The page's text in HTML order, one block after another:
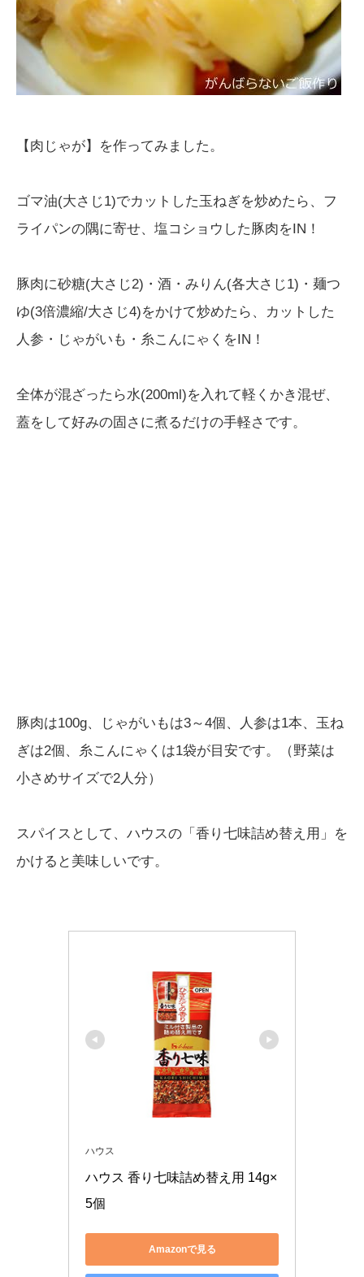
【肉じゃが】を作ってみました。
ゴマ油(大さじ1)でカットした玉ねぎを炒めたら、フ
ライパンの隅に寄せ、塩コショウした豚肉をIN！
豚肉に砂糖(大さじ2)・酒・みりん(各大さじ1)・麺つ
ゆ(3倍濃縮/大さじ4)をかけて炒めたら、カットした
人参・じゃがいも・糸こんにゃくをIN！
全体が混ざったら水(200ml)を入れて軽くかき混ぜ、
蓋をして好みの固さに煮るだけの手軽さです。
豚肉は100g、じゃがいもは3～4個、人参は1本、玉ね
ぎは2個、糸こんにゃくは1袋が目安です。（野菜は
小さめサイズで2人分）
スパイスとして、ハウスの「香り七味詰め替え用」を
かけると美味しいです。
ハウス
ハウス 香り七味詰め替え用 14g×
5個
Amazonで見る